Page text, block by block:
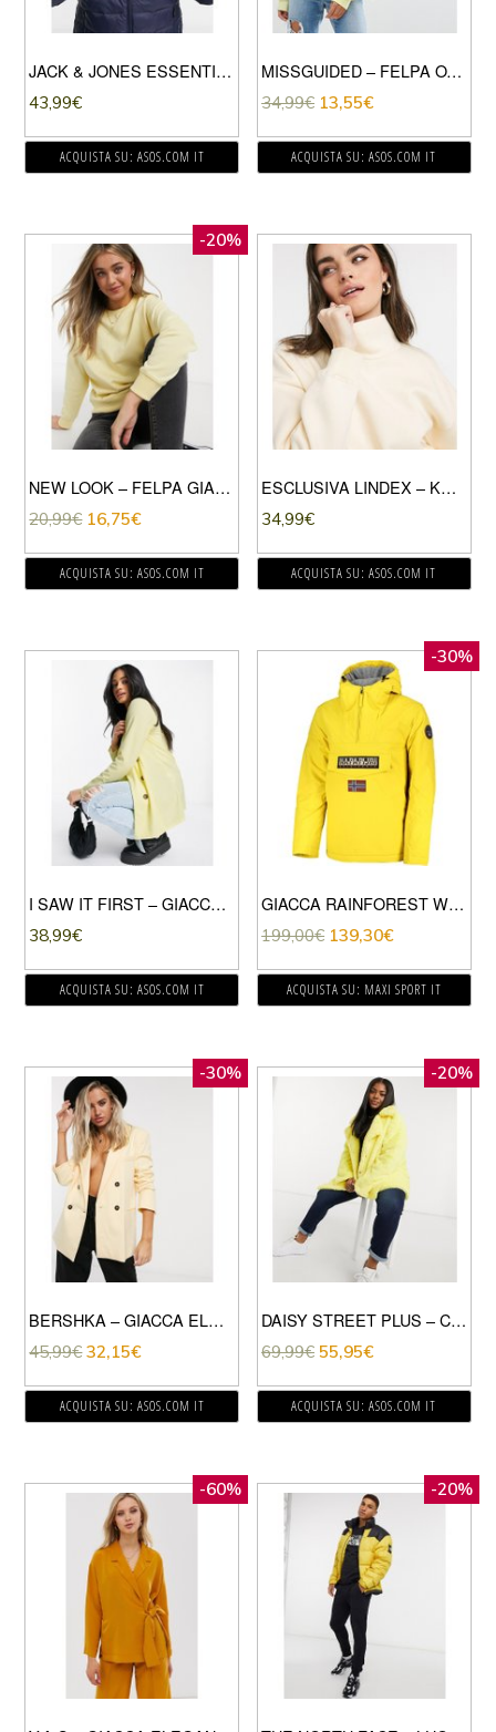
JACK & JONES ESSENTIALS – PIUMINO CON CAPPUCCIO GIALLO
43,99€
ACQUISTA SU: ASOS.COM IT
MISSGUIDED – FELPA OVERSIZE CON MANICHE CON VOLANT IN TULLE-GIALLO
34,99€ 13,55€
ACQUISTA SU: ASOS.COM IT
-20%
NEW LOOK – FELPA GIALLO CHIARO
20,99€ 16,75€
ACQUISTA SU: ASOS.COM IT
ESCLUSIVA LINDEX – KAREN – FELPA DA CASA CON COLLO ALTO IN PILE DI COTONE ORGANICO GIALLO LIMONE
34,99€
ACQUISTA SU: ASOS.COM IT
I SAW IT FIRST – GIACCA ELEGANTE OVERSIZE GIALLO
38,99€
ACQUISTA SU: ASOS.COM IT
-30%
GIACCA RAINFOREST WINTER
199,00€ 139,30€
ACQUISTA SU: MAXI SPORT IT
-30%
BERSHKA – GIACCA ELEGANTE OVERSIZED GIALLO IN COORDINATO
45,99€ 32,15€
ACQUISTA SU: ASOS.COM IT
-20%
DAISY STREET PLUS – CAPPOTTO OVERSIZE CON ECOPELLICCIA-GIALLO
69,99€ 55,95€
ACQUISTA SU: ASOS.COM IT
-60% -20%